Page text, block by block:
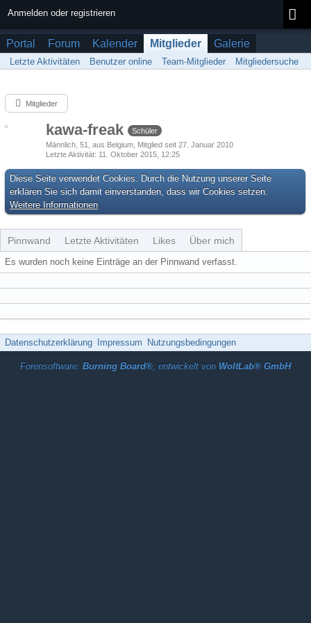
Anmelden oder registrieren
Portal Forum Kalender Mitglieder Galerie
Letzte Aktivitäten Benutzer online Team-Mitglieder Mitgliedersuche
Mitglieder
kawa-freak
Schüler
Männlich 51 aus Belgium Mitglied seit 27. Januar 2010
Letzte Aktivität 11. Oktober 2015, 12:25
Diese Seite verwendet Cookies. Durch die Nutzung unserer Seite
erklären Sie sich damit einverstanden, dass wir Cookies setzen.
Weitere Informationen
Pinnwand Letzte Aktivitäten Likes Über mich
Es wurden noch keine Einträge an der Pinnwand verfasst.
Datenschutzerklärung Impressum Nutzungsbedingungen
Forensoftware: Burning Board®, entwickelt von WoltLab® GmbH